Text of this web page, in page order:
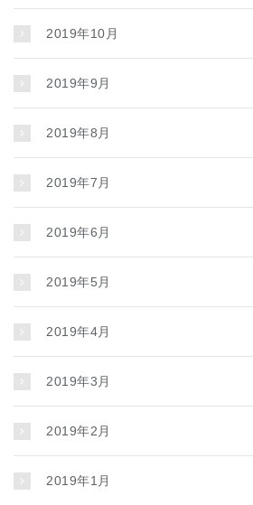
2019年10月
2019年9月
2019年8月
2019年7月
2019年6月
2019年5月
2019年4月
2019年3月
2019年2月
2019年1月